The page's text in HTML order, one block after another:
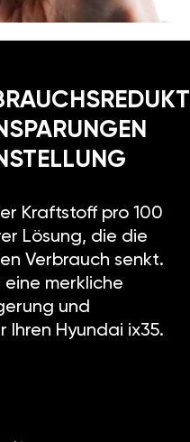
Kraftstoff pro 100
Lösung, die die
Verbrauch senkt.
merkliche
und
Ihren Hyundai ix35.